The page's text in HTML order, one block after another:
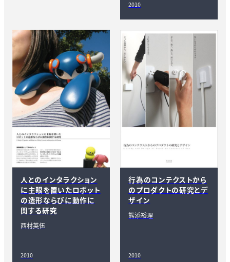
2010
人とのインタラクション
に主眼を置いたロボット
の造形ならびに動作に
関する研究
西村英伍
2010
行為のコンテクストから
のプロダクトの研究とデ
ザイン
熊添裕理
2010